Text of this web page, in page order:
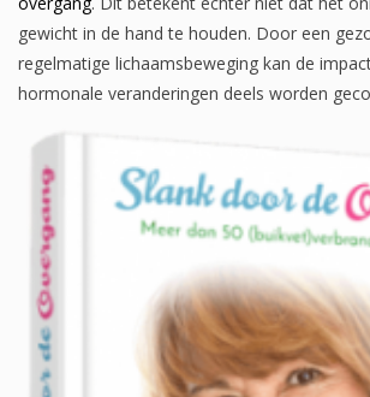
gewicht in de hand te houden. Door een
regelmatige lichaamsbeweging kan de
hormonale veranderingen deels worden